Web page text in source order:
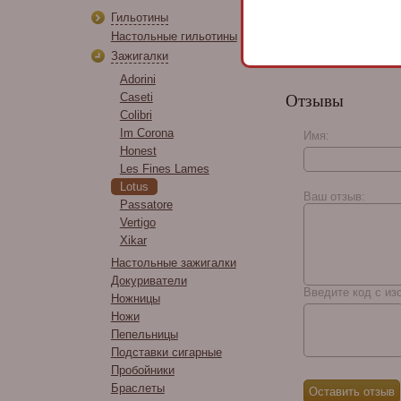
Гильотины
Настольные гильотины
Зажигалки
Adorini
Caseti
Colibri
Im Corona
Honest
Les Fines Lames
Lotus
Passatore
Vertigo
Xikar
Настольные зажигалки
Докуриватели
Ножницы
Ножи
Пепельницы
Подставки сигарные
Пробойники
Браслеты
Отзывы
Имя:
Ваш отзыв:
Введите код с